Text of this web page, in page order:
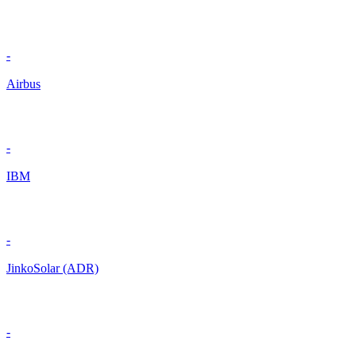
-
Airbus
-
IBM
-
JinkoSolar (ADR)
-